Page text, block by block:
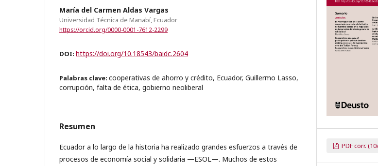
María del Carmen Aldas Vargas
Universidad Técnica de Manabí, Ecuador
https://orcid.org/0000-0001-7612-2299
DOI: https://doi.org/10.18543/baidc.2604
Palabras clave: cooperativas de ahorro y crédito, Ecuador, Guillermo Lasso,
corrupción, falta de ética, gobierno neoliberal
Resumen
Ecuador a lo largo de la historia ha realizado grandes esfuerzos a través de
procesos de economía social y solidaria —ESOL—. Muchos de estos
PDF corr.